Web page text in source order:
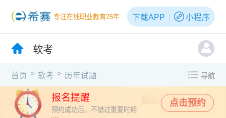
专注在线职业教育25年 下载APP 小程序
软考
首页 > 软考 > 历年试题 导航
报名提醒
预约成功后，不错过重要时期
点击预约